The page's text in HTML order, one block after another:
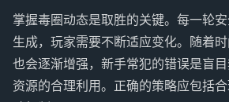
掌握毒圈动态是取胜的关键。每一轮
生成，玩家需要不断适应变化。随着
也会逐渐增强，新手常犯的错误是盲
资源的合理利用。正确的策略应包括